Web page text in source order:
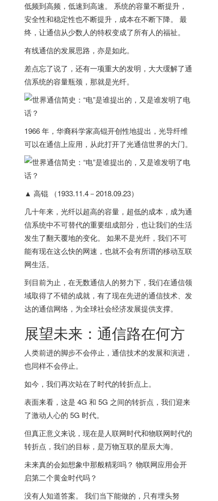
低频到高频，低速到高速。 系统的容量不断提升，
安全性和稳定性也不断提升，成本在不断下降。 最
终，让通信从少数人的特权变成了所有人的福祉。
有线通信的发展思路，亦是如此。
差点忘了说了，还有一项重大的发明，大大缓解了通
信系统的容量瓶颈，那就是光纤。
1966 年，华裔科学家高锟开创性地提出，光导纤维
可以在通信上应用，从此打开了光通信世界的大门。
▲ 高锟 （1933.11.4－2018.09.23）
几十年来，光纤以超高的容量，超低的成本，成为通
信系统中不可替代的重要组成部分，也让我们的生活
发生了翻天覆地的变化。 如果不是光纤，我们不可
能有现在这么快的网速，也就不会有所谓的移动互联
网生活。
到目前为止，在无数通信人的努力下，我们在通信领
域取得了不错的成就，有了现在先进的通信技术、发
达的通信网络，为全球社会经济发展提供支撑。
展望未来：通信路在何方
人类前进的脚步不会停止，通信技术的发展和演进，
也同样不会停止。
如今，我们再次站在了时代的转折点上。
表面来看，这是 4G 和 5G 之间的转折点，我们迎来
了激动人心的 5G 时代。
但真正意义来说，现在是人联网时代和物联网时代的
转折点，我们的目标，是万物互联的星辰大海。
未来真的会如想象中那般精彩吗？ 物联网应用会开
启第二个黄金时代吗？
没有人知道答案。 我们当下能做的，只有埋头努